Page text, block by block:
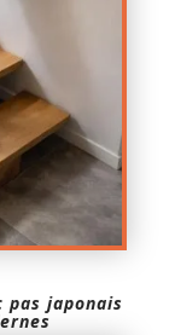
pas japonais